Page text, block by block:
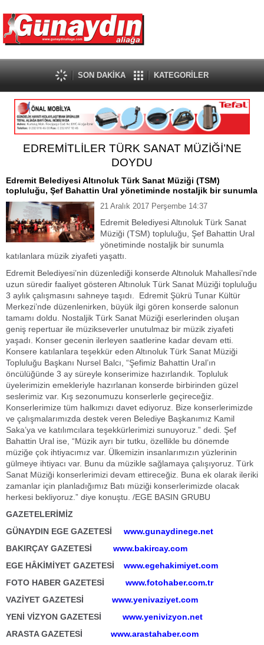
SON DAKİKA KATEGORİLER
EDREMİTLİLER TÜRK SANAT MÜZİĞİ’NE
DOYDU
Edremit Belediyesi Altınoluk Türk Sanat Müziği (TSM)
topluluğu, Şef Bahattin Ural yönetiminde nostaljik bir sunumla
21 Aralık 2017 Perşembe 14:37
Edremit Belediyesi Altınoluk Türk Sanat
Müziği (TSM) topluluğu, Şef Bahattin Ural
yönetiminde nostaljik bir sunumla
katılanlara müzik ziyafeti yaşattı.
Edremit Belediyesi’nin düzenlediği konserde Altınoluk Mahallesi’nde
uzun süredir faaliyet gösteren Altınoluk Türk Sanat Müziği topluluğu
3 aylık çalışmasını sahneye taşıdı. Edremit Şükrü Tunar Kültür
Merkezi’nde düzenlenirken, büyük ilgi gören konserde salonun
tamamı doldu. Nostaljik Türk Sanat Müziği eserlerinden oluşan
geniş repertuar ile müzikseverler unutulmaz bir müzik ziyafeti
yaşadı. Konser gecenin ilerleyen saatlerine kadar devam etti.
Konsere katılanlara teşekkür eden Altınoluk Türk Sanat Müziği
Topluluğu Başkanı Nursel Balcı, “Şefimiz Bahattin Ural’ın
öncülüğünde 3 ay süreyle konserimize hazırlandık. Topluluk
üyelerimizin emekleriyle hazırlanan konserde birbirinden güzel
seslerimiz var. Kış sezonumuzu konserlerle geçireceğiz.
Konserlerimize tüm halkımızı davet ediyoruz. Bize konserlerimizde
ve çalışmalarımızda destek veren Belediye Başkanımız Kamil
Saka’ya ve katılımcılara teşekkürlerimizi sunuyoruz.” dedi. Şef
Bahattin Ural ise, “Müzik ayrı bir tutku, özellikle bu dönemde
müziğe çok ihtiyacımız var. Ülkemizin insanlarımızın yüzlerinin
gülmeye ihtiyacı var. Bunu da müzikle sağlamaya çalışıyoruz. Türk
Sanat Müziği konserlerimizi devam ettireceğiz. Buna ek olarak ileriki
zamanlar için planladığımız Batı müziği konserlerimizde olacak
herkesi bekliyoruz.” diye konuştu. /EGE BASIN GRUBU
GAZETELERİMİZ
GÜNAYDIN EGE GAZETESİ
www.gunaydinege.net
BAKIRÇAY GAZETESİ www.bakircay.com
EGE HÂKİMİYET GAZETESİ
www.egehakimiyet.com
FOTO HABER GAZETESİ
www.fotohaber.com.tr
VAZİYET GAZETESİ www.yenivaziyet.com
YENİ VİZYON GAZETESİ
www.yenivizyon.net
ARASTA GAZETESİ www.arastahaber.com